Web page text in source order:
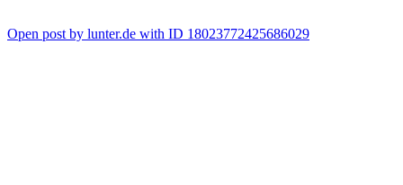
Open post by lunter.de with ID 18023772425686029